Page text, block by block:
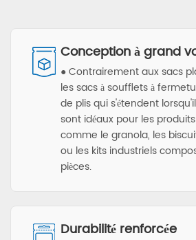
Conception à grand
● Contrairement aux sacs
les sacs à soufflets à
de plis qui s'étendent
sont idéaux pour les
comme le granola, les
ou les kits industriels
pièces.
Durabilité renforcée